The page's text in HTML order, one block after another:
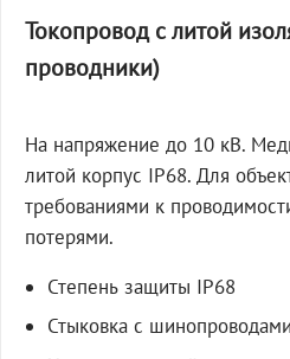
Токопровод с литой
проводники)
На напряжение до 10 кВ.
литой корпус IP68. Для
требованиями к
потерями.
Степень защиты IP68
Стыковка с